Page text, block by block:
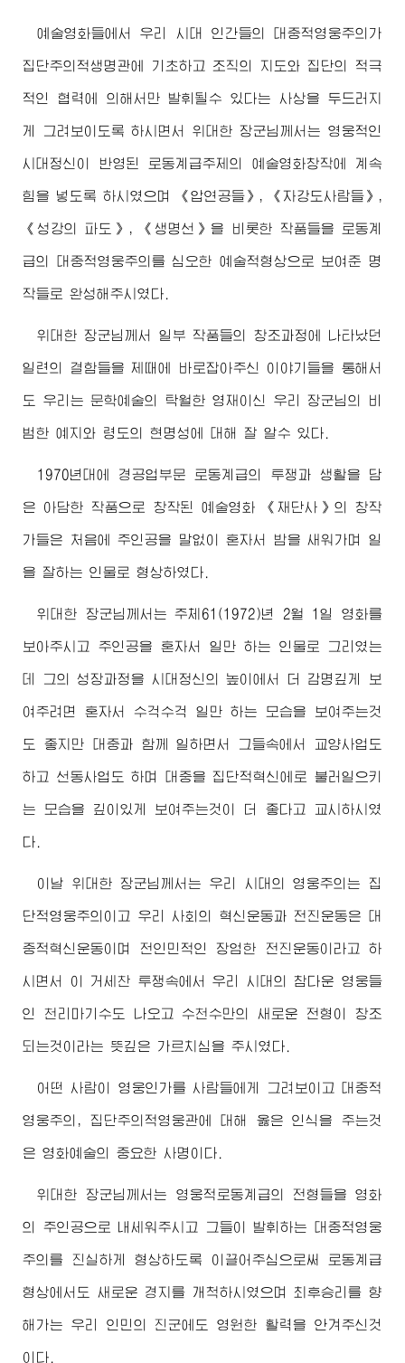
예술영화들에서 우리 시대 인간들의 대중적영웅주의가
집단주의적생명관에 기초하고 조직의 지도와 집단의 적극
적인 협력에 의해서만 발휘될수 있다는 사상을 두드러지
게 그려보이도록 하시면서 위대한 장군님 께서는 영웅적인
시대정신이 반영된 로동계급주제의 예술영화창작에 계속
힘을 넣도록 하시였으며 《압연공들》, 《자강도사람들》,
《성강의 파도》, 《생명선》을 비롯한 작품들을 로동계
급의 대중적영웅주의를 심오한 예술적형상으로 보여준 명
작들로 완성해주시였다.
위대한 장군님 께서 일부 작품들의 창조과정에 나타났던
일련의 결함들을 제때에 바로잡아주신 이야기들을 통해서
도 우리는 문학예술의 탁월한 영재이신 우리장군님의 비
범한 예지와 령도의 현명성에 대해 잘 알수 있다.
1970년대에 경공업부문 로동계급의 투쟁과 생활을 담
은 아담한 작품으로 창작된 예술영화 《재단사》의 창작
가들은 처음에 주인공을 말없이 혼자서 밤을 새워가며 일
을 잘하는 인물로 형상하였다.
위대한 장군님 께서는 주체61(1972)년 2월 1일 영화를
보아주시고 주인공을 혼자서 일만 하는 인물로 그리였는
데 그의 성장과정을 시대정신의 높이에서 더 감명깊게 보
여주려면 혼자서 수걱수걱 일만 하는 모습을 보여주는것
도 좋지만 대중과 함께 일하면서 그들속에서 교양사업도
하고 선동사업도 하며 대중을 집단적혁신에로 불러일으키
는 모습을 깊이있게 보여주는것이 더 좋다고 교시하시였
다.
이날 위대한 장군님 께서는 우리 시대의 영웅주의는 집
단적영웅주의이고 우리 사회의 혁신운동과 전진운동은 대
중적혁신운동이며 전인민적인 장엄한 전진운동이라고 하
시면서 이 거세찬 투쟁속에서 우리 시대의 참다운 영웅들
인 천리마기수도 나오고 수천수만의 새로운 전형이 창조
되는것이라는 뜻깊은 가르치심을 주시였다.
어떤 사람이 영웅인가를 사람들에게 그려보이고 대중적
영웅주의, 집단주의적영웅관에 대해 옳은 인식을 주는것
은 영화예술의 중요한 사명이다.
위대한 장군님 께서는 영웅적로동계급의 전형들을 영화
의 주인공으로 내세워주시고 그들이 발휘하는 대중적영웅
주의를 진실하게 형상하도록 이끌어주심으로써 로동계급
형상에서도 새로운 경지를 개척하시였으며 최후승리를 향
해가는 우리 인민의 진군에도 영원한 활력을 안겨주신것
이다.